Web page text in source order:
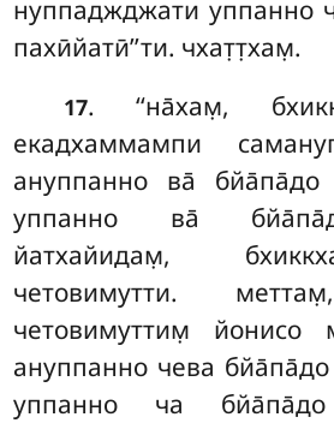
нуппаджджати уппанно
пахӣйатӣ’’ти. чхат̣т̣хам̣.
17. ‘‘на̄хам̣,
екадхаммампи
ануппанно ва̄ бйа̄па̄до
уппанно ва̄
йатхайидам̣,
четовимутти.
четовимуттим̣ йонисо
ануппанно чева
уппанно ча бйа̄па̄до